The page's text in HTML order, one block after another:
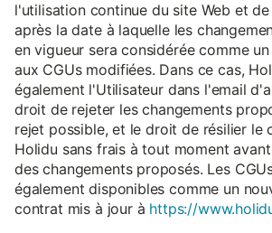
l'utilisation continue du site Web et
après la date à laquelle les
en vigueur sera considérée comme
aux CGUs modifiées. Dans ce cas,
également l'Utilisateur dans l'email
droit de rejeter les changements
rejet possible, et le droit de résilier le
Holidu sans frais à tout moment
des changements proposés. Les
également disponibles comme un
contrat mis à jour à https://